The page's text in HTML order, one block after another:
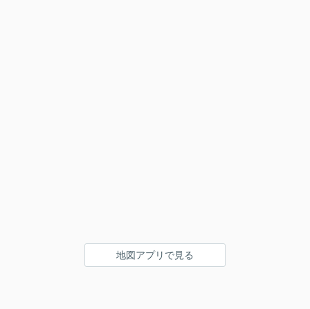
地図アプリで見る